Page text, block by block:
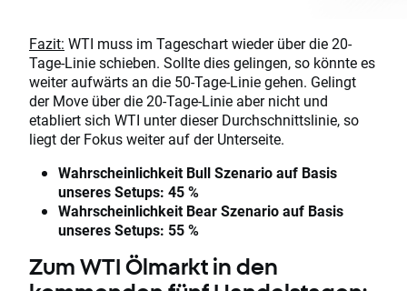
Fazit: WTI muss im Tageschart wieder über die 20-
Tage-Linie schieben. Sollte dies gelingen, so könnte es
weiter aufwärts an die 50-Tage-Linie gehen. Gelingt
der Move über die 20-Tage-Linie aber nicht und
etabliert sich WTI unter dieser Durchschnittslinie, so
liegt der Fokus weiter auf der Unterseite.
Wahrscheinlichkeit Bull Szenario auf Basis
unseres Setups: 45 %
Wahrscheinlichkeit Bear Szenario auf Basis
unseres Setups: 55 %
Zum WTI Ölmarkt in den